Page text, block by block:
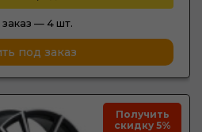
— 4 шт.
под заказ
Получить
скидку 5%